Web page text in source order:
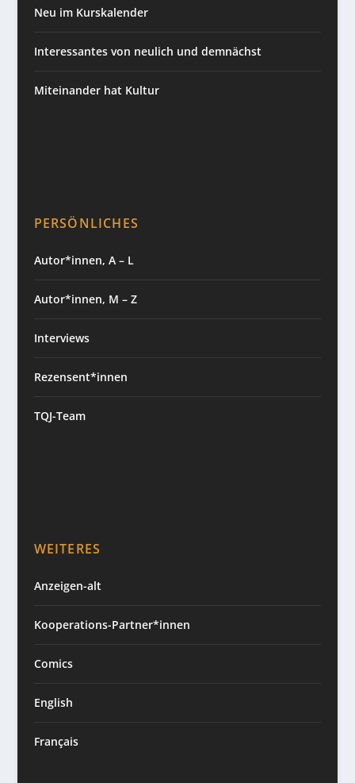
Neu im Kurskalender
Interessantes von neulich und demnächst
Miteinander hat Kultur
PERSÖNLICHES
Autor*innen, A – L
Autor*innen, M – Z
Interviews
Rezensent*innen
TQJ-Team
WEITERES
Anzeigen-alt
Kooperations-Partner*innen
Comics
English
Français